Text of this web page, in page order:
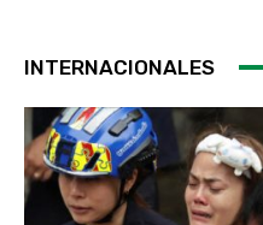
INTERNACIONALES